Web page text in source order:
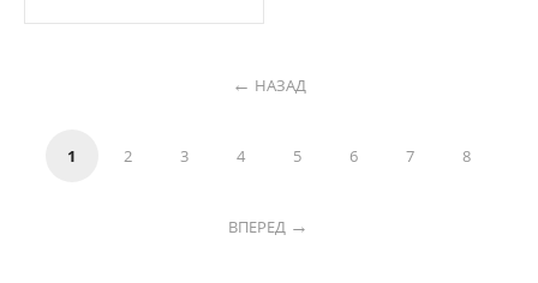
НАЗАД
1 2 3 4 5 6 7 8
ВПЕРЕД